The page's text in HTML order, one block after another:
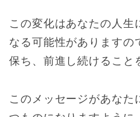
この変化はあなたの人生
なる可能性がありますの
保ち、前進し続けること
このメッセージがあなた